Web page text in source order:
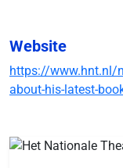
Website
https://www.hnt.nl/
about-his-latest-